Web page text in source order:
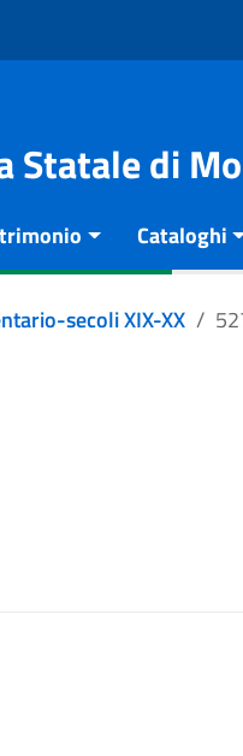
Statale di
Cataloghi
secoli XIX-XX